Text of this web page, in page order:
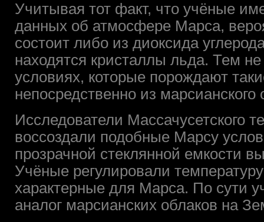
Учитывая тот факт, что учёные
данных об атмосфере Марса,
состоит либо из диоксида
находятся кристаллы льда. Тем
условиях, которые порождают
непосредственно из
Исследователи Массачусетского
воссоздали подобные Марсу
прозрачной стеклянной емкости
Учёные регулировали
характерные для Марса. По сути
аналог марсианских облаков на